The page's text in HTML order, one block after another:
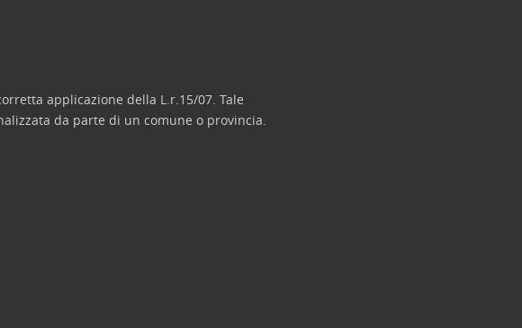
applicazione della L.r.15/07. Tale
da parte di un comune o provincia.